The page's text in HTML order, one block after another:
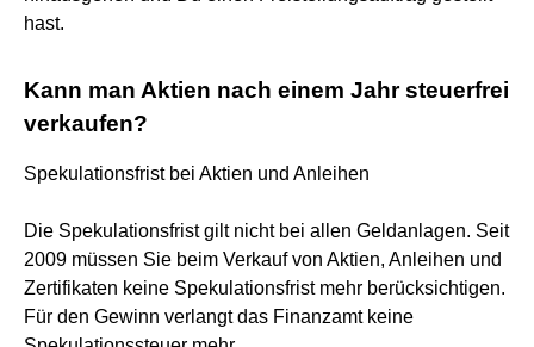
hast.
Kann man Aktien nach einem Jahr steuerfrei
verkaufen?
Spekulationsfrist bei Aktien und Anleihen
Die Spekulationsfrist gilt nicht bei allen Geldanlagen. Seit
2009 müssen Sie beim Verkauf von Aktien, Anleihen und
Zertifikaten keine Spekulationsfrist mehr berücksichtigen.
Für den Gewinn verlangt das Finanzamt keine